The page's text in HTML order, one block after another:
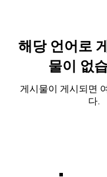
해당 언어로
물이 없
게시물이 게시되면
다.